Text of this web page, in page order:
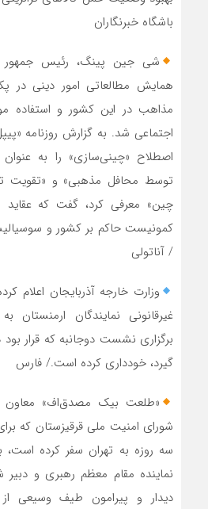
باشگاه خبرنگاران
شی جین پینگ، رئیس
همایش مطالعاتی امور دینی در
مذاهب در این کشور و استفاده
اجتماعی شد. به گزارش روزنامه
اصطلاح «چینی‌سازی» را به
توسط محافل مذهبی» و «تقویت
چین» معرفی کرد، گفت که عقاید
کمونیست حاکم بر کشور و
/ آناتولی
وزارت خارجه آذربایجان اعلام
غیرقانونی نمایندگان ارمنستان
برگزاری نشست دو‌جانبه که قرار
گیرد، خودداری کرده است./ فارس
«طلعت بیک مصدق‌اف»
شورای امنیت ملی قرقیزستان که
سه روزه به تهران سفر کرده است،
نماینده مقام معظم رهبری و
دیدار و پیرامون طیف وسیعی از